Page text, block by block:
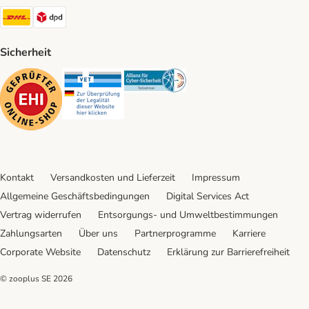
DHL Shipping Method
Sicherheit
Security Security Security
Kontakt Versandkosten und Lieferzeit
Impressum
Allgemeine Geschäftsbedingungen
Digital Services Act
Vertrag widerrufen
Entsorgungs- und Umweltbestimmungen
Zahlungsarten
Über uns Partnerprogramme
Karriere
Corporate Website
Datenschutz Erklärung zur Barrierefreiheit
© zooplus SE 2026